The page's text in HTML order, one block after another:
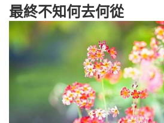
最終不知何去何從